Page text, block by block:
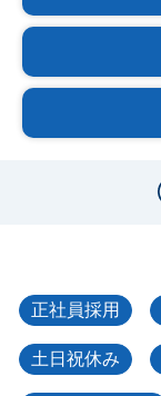
正社員採用
土日祝休み